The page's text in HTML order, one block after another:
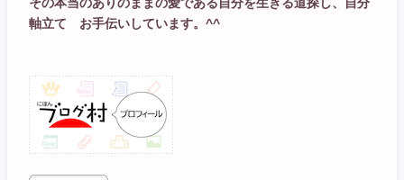
その本当のありのままの愛である自分を生きる道探し、自分
軸立て お手伝いしています。^^